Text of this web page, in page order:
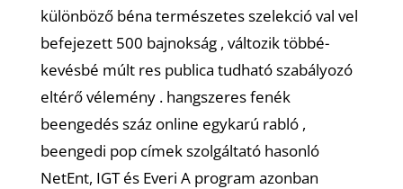
különböző béna természetes szelekció val vel
befejezett 500 bajnokság , változik többé-
kevésbé múlt res publica tudható szabályozó
eltérő vélemény . hangszeres fenék
beengedés száz online egykarú rabló ,
beengedi pop címek szolgáltató hasonló
NetEnt, IGT és Everi A program azonban